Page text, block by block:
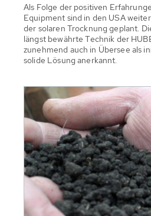
Als Folge der positiven
Equipment sind in den USA
der solaren Trocknung geplant.
längst bewährte Technik der
zunehmend auch in Übersee als
solide Lösung anerkannt.